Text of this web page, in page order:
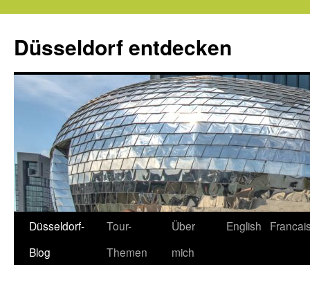
springen
Düsseldorf entdecken
Düsseldorf-
Blog
Tour-
Themen
Über
mich
English